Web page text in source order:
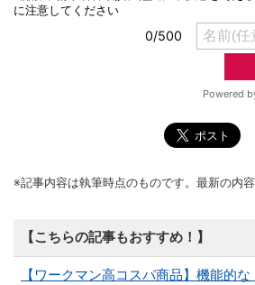
※記事内容は執筆時点のものです。最新の内容
【こちらの記事もおすすめ！】
【ワークマン高コスパ商品】機能的